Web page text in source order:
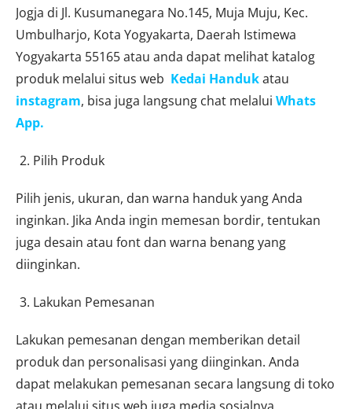
Jogja di Jl. Kusumanegara No.145, Muja Muju, Kec.
Umbulharjo, Kota Yogyakarta, Daerah Istimewa
Yogyakarta 55165 atau anda dapat melihat katalog
produk melalui situs web Kedai Handukatau
instagram, bisa juga langsung chat melalui Whats
App.
Pilih Produk
Pilih jenis, ukuran, dan warna handuk yang Anda
inginkan. Jika Anda ingin memesan bordir, tentukan
juga desain atau font dan warna benang yang
diinginkan.
Lakukan Pemesanan
Lakukan pemesanan dengan memberikan detail
produk dan personalisasi yang diinginkan. Anda
dapat melakukan pemesanan secara langsung di toko